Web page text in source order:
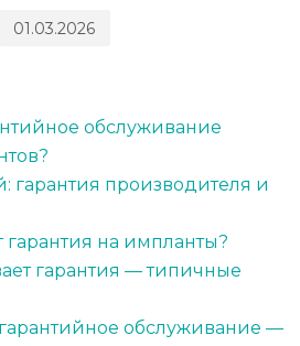
01.03.2026
обслуживание
гарантия производителя и
гарантия на импланты?
гарантия — типичные
обслуживание —